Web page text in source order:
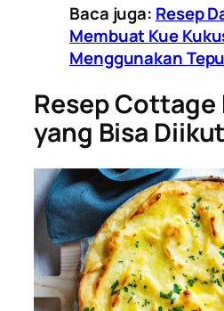
Baca juga: Resep
Membuat Kue
Menggunakan
Resep Cottage
yang Bisa